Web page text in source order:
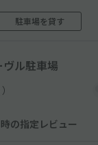
駐車場を貸す
ル駐車場
）
の指定レビュー